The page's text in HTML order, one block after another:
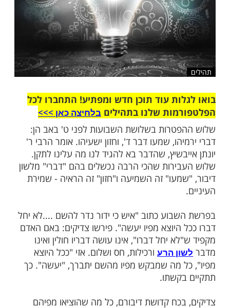
עוד תוכן חדש ומפתיע! התחברו לכל
שלנו בתהיליםבלחיצה כאן >>>​
בשלושת השבועות לפני ט' באב הן:
שמעו דבר ד', וחזון ישעיהו. אומר הרבי ר'
שהדבר בא להגיד לנו מה עלינו לתקן.
שהכי הרבה נכשלים בהם "דברי" מלשון